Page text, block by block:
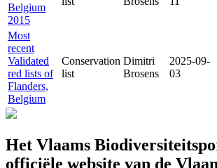
Belgium
2015
Most
recent
Validated
red lists of
Flanders,
Belgium
Conservation
list
Dimitri
Brosens
2025-09-
03
Het Vlaams
officiële website van de